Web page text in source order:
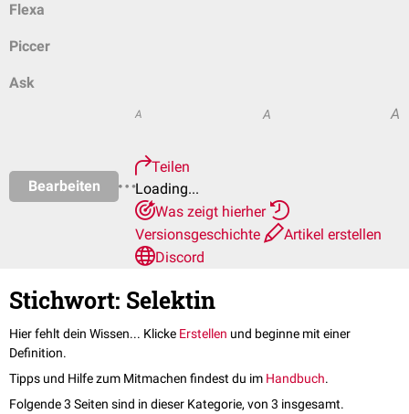
Flexa
Piccer
Ask
Bearbeiten
A A A
Teilen
Loading...
Was zeigt hierher
Versionsgeschichte
Artikel erstellen
Discord
Stichwort: Selektin
Hier fehlt dein Wissen... Klicke Erstellen und beginne mit einer
Definition.
Tipps und Hilfe zum Mitmachen findest du im Handbuch.
Folgende 3 Seiten sind in dieser Kategorie, von 3 insgesamt.